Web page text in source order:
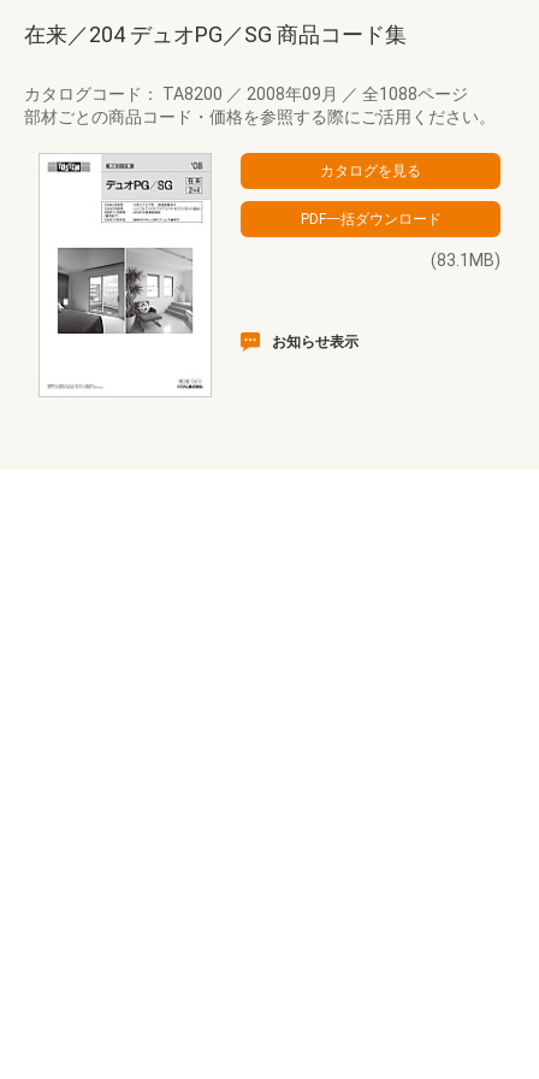
在来／204 デュオPG／SG 商品コード集
カタログコード： TA8200 ／ 2008年09月 ／ 全1088ページ
部材ごとの商品コード・価格を参照する際にご活用ください。
(83.1MB)
お知らせ表示